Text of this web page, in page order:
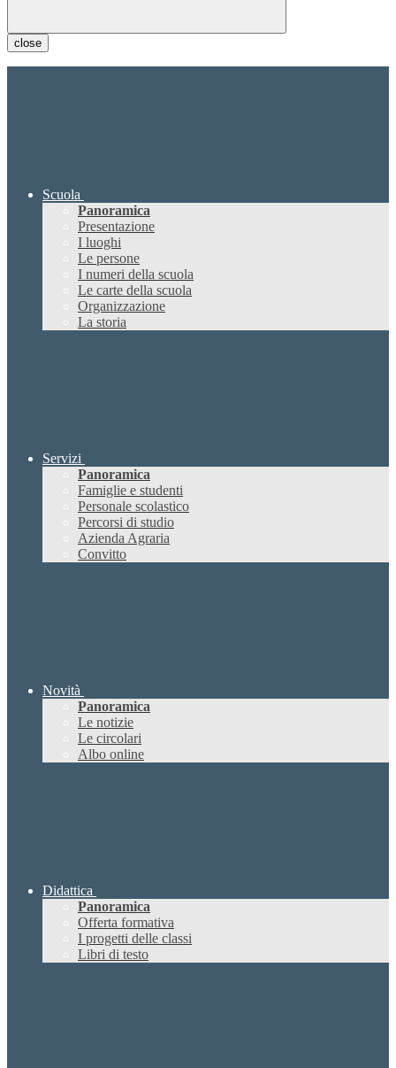
close
Scuola
Panoramica
Presentazione
I luoghi
Le persone
I numeri della scuola
Le carte della scuola
Organizzazione
La storia
Servizi
Panoramica
Famiglie e studenti
Personale scolastico
Percorsi di studio
Azienda Agraria
Convitto
Novità
Panoramica
Le notizie
Le circolari
Albo online
Didattica
Panoramica
Offerta formativa
I progetti delle classi
Libri di testo